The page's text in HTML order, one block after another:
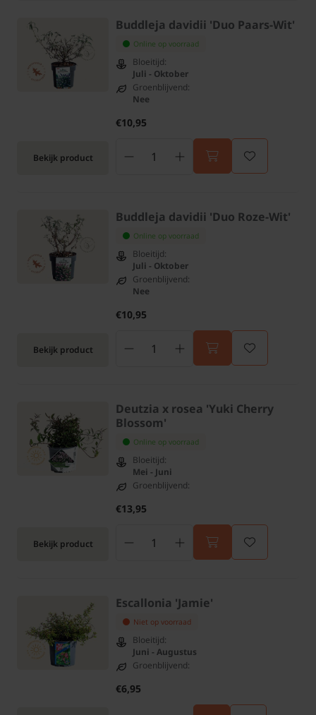
Bekijk product
Buddleja davidii 'Duo Paars-Wit'
Online op voorraad
Bloeitijd:
Juli - Oktober
Groenblijvend:
Nee
€10,95
Bekijk product
Buddleja davidii 'Duo Roze-Wit'
Online op voorraad
Bloeitijd:
Juli - Oktober
Groenblijvend:
Nee
€10,95
Bekijk product
Deutzia x rosea 'Yuki Cherry
Blossom'
Online op voorraad
Bloeitijd:
Mei - Juni
Groenblijvend:
€13,95
Escallonia 'Jamie'
Niet op voorraad
Bloeitijd:
Juni - Augustus
Groenblijvend:
€6,95